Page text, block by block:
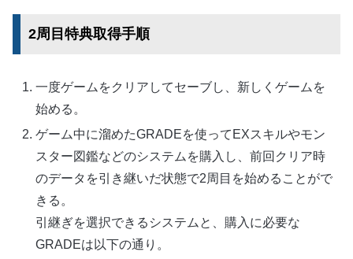
2周目特典取得手順
一度ゲームをクリアしてセーブし、新しくゲームを
始める。
ゲーム中に溜めたGRADEを使ってEXスキルやモン
スター図鑑などのシステムを購入し、前回クリア時
のデータを引き継いだ状態で2周目を始めることがで
きる。
引継ぎを選択できるシステムと、購入に必要な
GRADEは以下の通り。